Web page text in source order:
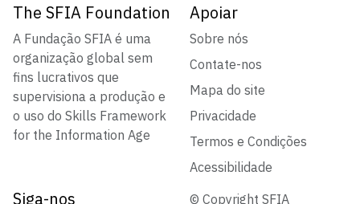
The SFIA Foundation
A Fundação SFIA é uma
organização global sem
fins lucrativos que
supervisiona a produção e
o uso do Skills Framework
for the Information Age
Apoiar
Sobre nós
Contate-nos
Mapa do site
Privacidade
Termos e Condições
Acessibilidade
Siga-nos © Copyright SFIA